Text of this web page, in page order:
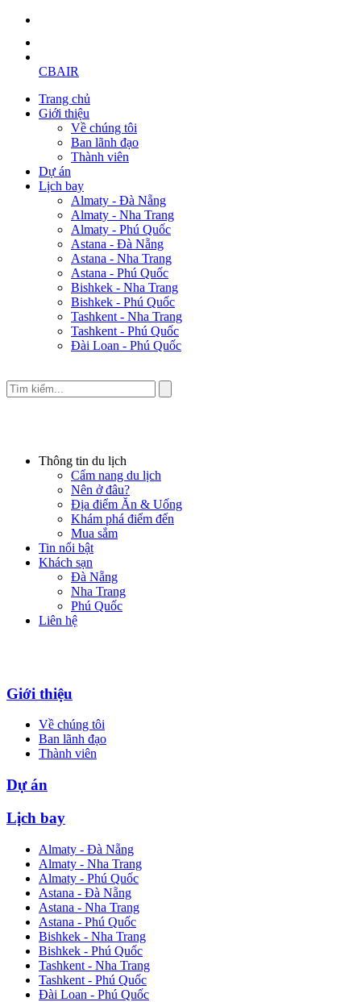
CBAIR
Trang chủ
Giới thiệu
Về chúng tôi
Ban lãnh đạo
Thành viên
Dự án
Lịch bay
Almaty - Đà Nẵng
Almaty - Nha Trang
Almaty - Phú Quốc
Astana - Đà Nẵng
Astana - Nha Trang
Astana - Phú Quốc
Bishkek - Nha Trang
Bishkek - Phú Quốc
Tashkent - Nha Trang
Tashkent - Phú Quốc
Đài Loan - Phú Quốc
Thông tin du lịch
Cẩm nang du lịch
Nên ở đâu?
Địa điểm Ăn & Uống
Khám phá điểm đến
Mua sắm
Tin nổi bật
Khách sạn
Đà Nẵng
Nha Trang
Phú Quốc
Liên hệ
Giới thiệu
Về chúng tôi
Ban lãnh đạo
Thành viên
Dự án
Lịch bay
Almaty - Đà Nẵng
Almaty - Nha Trang
Almaty - Phú Quốc
Astana - Đà Nẵng
Astana - Nha Trang
Astana - Phú Quốc
Bishkek - Nha Trang
Bishkek - Phú Quốc
Tashkent - Nha Trang
Tashkent - Phú Quốc
Đài Loan - Phú Quốc